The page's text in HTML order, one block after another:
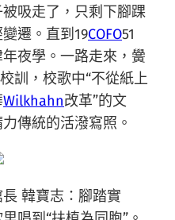
吸走了，只剩下腳踝
遷。直到19COFO51
夜學。一路走來，黌
訓，校歌中“不從紙上
Wilkhahn改革”的文
傳統的活潑寫照。
韓寶志：腳踏實